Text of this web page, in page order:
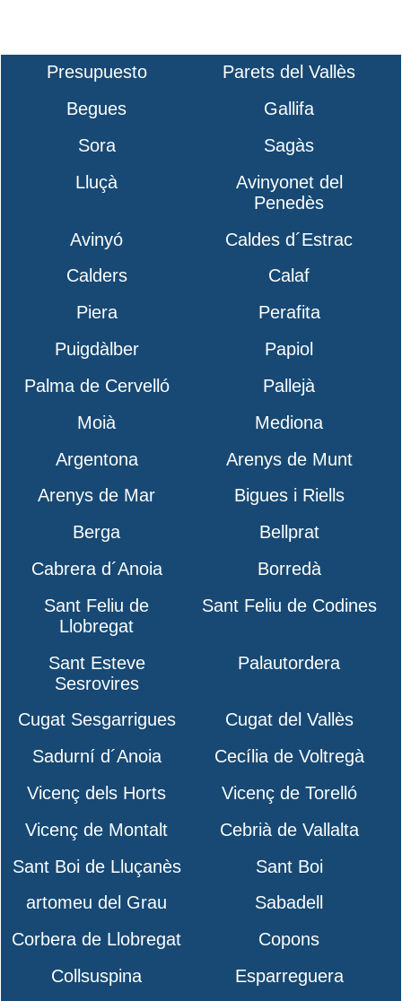
Presupuesto
Parets del Vallès
Begues
Gallifa
Sora
Sagàs
Lluçà
Avinyonet del
Penedès
Avinyó
Caldes d´Estrac
Calders
Calaf
Piera
Perafita
Puigdàlber
Papiol
Palma de Cervelló
Pallejà
Moià
Mediona
Argentona
Arenys de Munt
Arenys de Mar
Bigues i Riells
Berga
Bellprat
Cabrera d´Anoia
Borredà
Sant Feliu de
Llobregat
Sant Feliu de Codines
Sant Esteve
Sesrovires
Palautordera
Cugat Sesgarrigues
Cugat del Vallès
Sadurní d´Anoia
Cecília de Voltregà
Vicenç dels Horts
Vicenç de Torelló
Vicenç de Montalt
Cebrià de Vallalta
Sant Boi de Lluçanès
Sant Boi
artomeu del Grau
Sabadell
Corbera de Llobregat
Copons
Collsuspina
Esparreguera